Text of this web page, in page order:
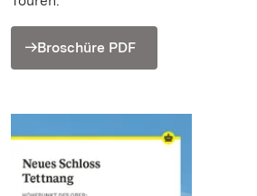
Broschüre PDF